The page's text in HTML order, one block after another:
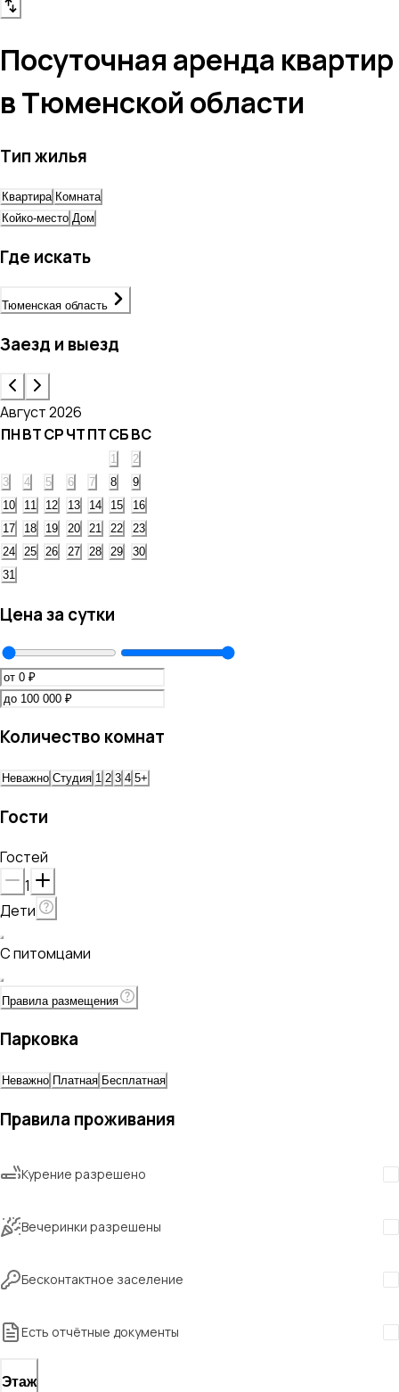
Посуточная аренда квартир
в Тюменской области
Тип жилья
Квартира Комната
Койко-место Дом
Где искать
Тюменская область
Заезд и выезд
Август 2026
ПНВТСРЧТПТСБВС
1
2
3
4 5 6 7 8
9
10
11 12 13 14 15
16
17
18 19 20 21 22
23
24
25 26 27 28 29
30
31
Цена за сутки
Количество комнат
Неважно Студия 1 2 3 4 5+
Гости
Гостей
1
Дети
С питомцами
Правила размещения
Парковка
Неважно Платная Бесплатная
Правила проживания
Курение разрешено
Вечеринки разрешены
Бесконтактное заселение
Есть отчётные документы
Этаж